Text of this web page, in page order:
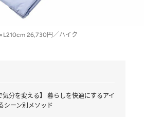
26,730円／ハイク
気分を変える】 暮らしを快適にするアイ
シーン別メソッド